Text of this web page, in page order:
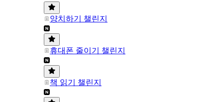
양치하기 챌린지
휴대폰 줄이기 챌린지
책 읽기 챌린지